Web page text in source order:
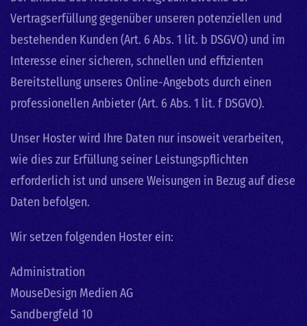
Vertragserfüllung gegenüber unseren potenziellen und
bestehenden Kunden (Art. 6 Abs. 1 lit. b DSGVO) und im
Interesse einer sicheren, schnellen und effizienten
Bereitstellung unseres Online-Angebots durch einen
professionellen Anbieter (Art. 6 Abs. 1 lit. f DSGVO).
Unser Hoster wird Ihre Daten nur insoweit verarbeiten,
wie dies zur Erfüllung seiner Leistungspflichten
erforderlich ist und unsere Weisungen in Bezug auf diese
Daten befolgen.
Wir setzen folgenden Hoster ein:
Administration
MouseDesign Medien AG
Sandbergfeld 10